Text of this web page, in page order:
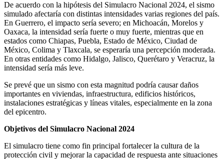
De acuerdo con la hipótesis del Simulacro Nacional 2024, el sismo
simulado afectaría con distintas intensidades varias regiones del país.
En Guerrero, el impacto sería severo; en Michoacán, Morelos y
Oaxaca, la intensidad sería fuerte o muy fuerte, mientras que en
estados como Chiapas, Puebla, Estado de México, Ciudad de
México, Colima y Tlaxcala, se esperaría una percepción moderada.
En otras entidades como Hidalgo, Jalisco, Querétaro y Veracruz, la
intensidad sería más leve.
Se prevé que un sismo con esta magnitud podría causar daños
importantes en viviendas, infraestructura, edificios históricos,
instalaciones estratégicas y líneas vitales, especialmente en la zona
del epicentro.
Objetivos del Simulacro Nacional 2024
El simulacro tiene como fin principal fortalecer la cultura de la
protección civil y mejorar la capacidad de respuesta ante situaciones